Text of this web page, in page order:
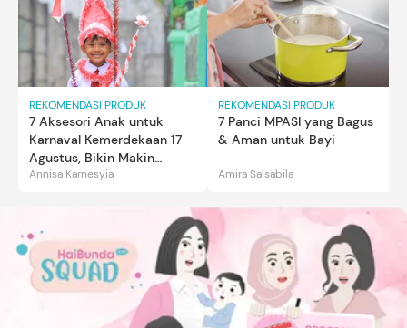
REKOMENDASI PRODUK
7 Aksesori Anak untuk
Karnaval Kemerdekaan 17
Agustus, Bikin Makin
Gemas
Annisa Karnesyia
REKOMENDASI PRODUK
7 Panci MPASI yang Bagus
& Aman untuk Bayi
Amira Salsabila